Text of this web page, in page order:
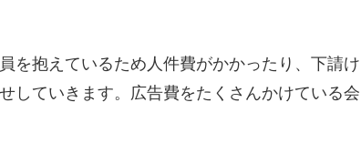
を抱えているため人件費がかかったり、下請け
していきます。広告費をたくさんかけている会